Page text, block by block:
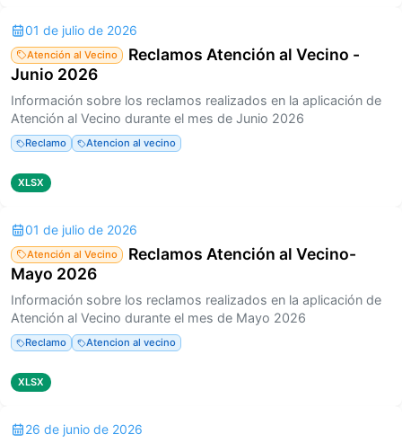
01 de julio de 2026
Atención al Vecino
Reclamos Atención al Vecino -
Junio 2026
Información sobre los reclamos realizados en la aplicación de
Atención al Vecino durante el mes de Junio 2026
Reclamo Atencion al vecino
XLSX
01 de julio de 2026
Atención al Vecino
Reclamos Atención al Vecino-
Mayo 2026
Información sobre los reclamos realizados en la aplicación de
Atención al Vecino durante el mes de Mayo 2026
Reclamo Atencion al vecino
XLSX
26 de junio de 2026